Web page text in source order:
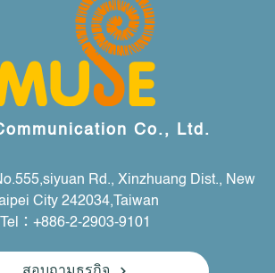
Co., Ltd.
Rd., Xinzhuang Dist., New
City 242034,Taiwan
Tel：+886-2-2903-9101